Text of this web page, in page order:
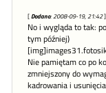
[Dodano: 2008-09-19, 21:42]
No i wygląda to tak:
tym później)
Nie pamiętam co po
zmniejszony do
kadrowania i